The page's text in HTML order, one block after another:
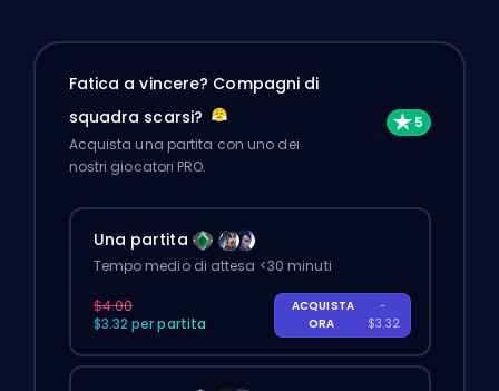
Fatica a vincere? Compagni di
squadra scarsi?
Acquista una partita con uno dei
nostri giocatori PRO.
Una partita
Tempo medio di attesa <30 minuti
$4.00
$3.32 per partita
ACQUISTA
ORA
-
$3.32